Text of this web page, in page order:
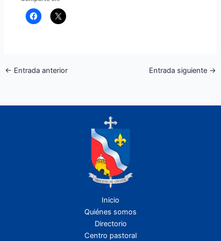
← Entrada anterior Entrada siguiente →
Inicio
Quiénes somos
Directorio
Centro pastoral